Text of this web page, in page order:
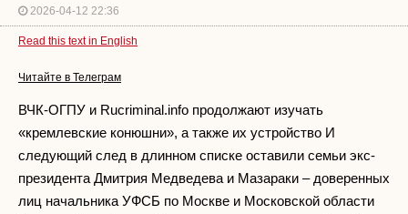
2026-04-12 22:36
Read this text in English
Читайте в Телеграм
ВЧК-ОГПУ и Rucriminal.info продолжают изучать
«кремлевские конюшни», а также их устройство И
следующий след в длинном списке оставили семьи экс-
президента Дмитрия Медведева и Мазараки – доверенных
лиц начальника УФСБ по Москве и Московской области